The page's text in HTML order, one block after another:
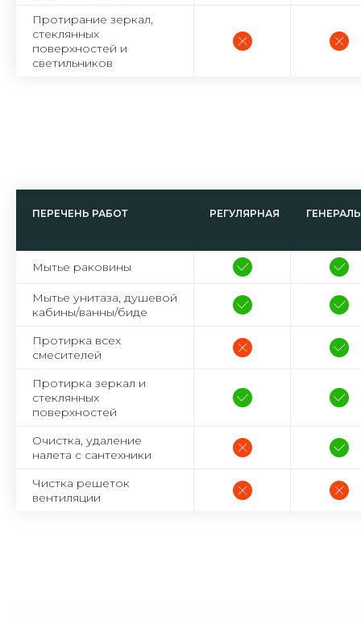
Протирание зеркал,
стеклянных
поверхностей и
светильников
ПЕРЕЧЕНЬ РАБОТ РЕГУЛЯРНАЯ
Мытье раковины
Мытье унитаза, душевой
кабины/ванны/биде
Протирка всех
смесителей
Протирка зеркал и
стеклянных
поверхностей
Очистка, удаление
налета с сантехники
Чистка решеток
вентиляции